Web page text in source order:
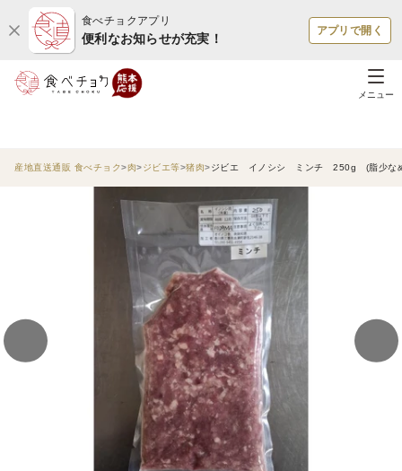
食べチョクアプリ
便利なお知らせが充実！
アプリで開く
メニュー
産地直送通販 食べチョク 肉 ジビエ等 猪肉 ジビエ イノシシ ミンチ 250g (脂少な